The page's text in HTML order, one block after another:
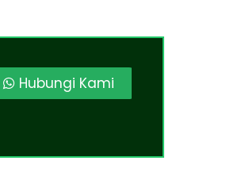
Hubungi Kami